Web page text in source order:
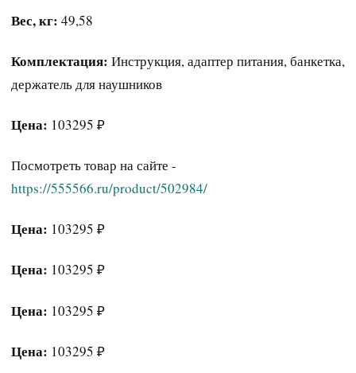
Вес, кг: 49,58
Комплектация: Инструкция, адаптер питания, банкетка,
держатель для наушников
Цена: 103295 ₽
Посмотреть товар на сайте -
https://555566.ru/product/502984/
Цена: 103295 ₽
Цена: 103295 ₽
Цена: 103295 ₽
Цена: 103295 ₽